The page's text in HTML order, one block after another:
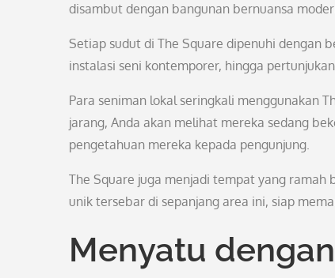
disambut dengan bangunan bernuansa
Setiap sudut di The Square dipenuhi dengan
instalasi seni kontemporer, hingga
Para seniman lokal seringkali menggunakan
jarang, Anda akan melihat mereka sedang
pengetahuan mereka kepada pengunjung.
The Square juga menjadi tempat yang
unik tersebar di sepanjang area ini, siap
Menyatu